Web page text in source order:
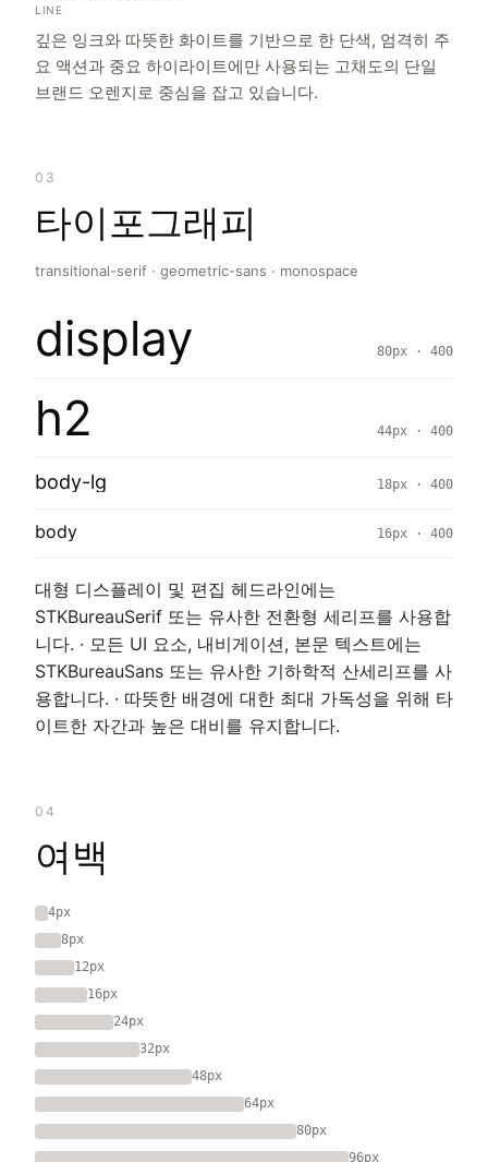
LINE
깊은 잉크와 따뜻한 화이트를 기반으로 한 단색, 엄격히 주
요 액션과 중요 하이라이트에만 사용되는 고채도의 단일
브랜드 오렌지로 중심을 잡고 있습니다.
03
타이포그래피
transitional-serif · geometric-sans · monospace
display 80px · 400
h2 44px · 400
body-lg 18px · 400
body 16px · 400
대형 디스플레이 및 편집 헤드라인에는
STKBureauSerif 또는 유사한 전환형 세리프를 사용합
니다. · 모든 UI 요소, 내비게이션, 본문 텍스트에는
STKBureauSans 또는 유사한 기하학적 산세리프를 사
용합니다. · 따뜻한 배경에 대한 최대 가독성을 위해 타
이트한 자간과 높은 대비를 유지합니다.
04
여백
4px
8px
12px
16px
24px
32px
48px
64px
80px
96px